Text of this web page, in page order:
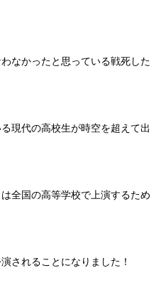
なかったと思っている戦死した
現代の高校生が時空を超えて出
全国の高等学校で上演するため
されることになりました！